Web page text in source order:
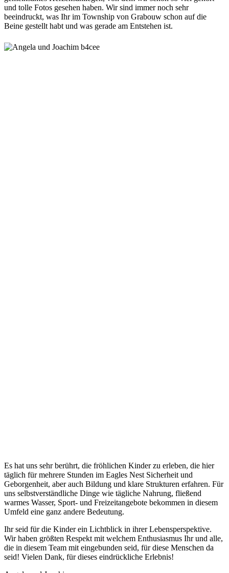
und tolle Fotos gesehen haben. Wir sind immer noch sehr
beeindruckt, was Ihr im Township von Grabouw schon auf die
Beine gestellt habt und was gerade am Entstehen ist.
Es hat uns sehr berührt, die fröhlichen Kinder zu erleben, die hier
täglich für mehrere Stunden im Eagles Nest Sicherheit und
Geborgenheit, aber auch Bildung und klare Strukturen erfahren. Für
uns selbstverständliche Dinge wie tägliche Nahrung, fließend
warmes Wasser, Sport- und Freizeitangebote bekommen in diesem
Umfeld eine ganz andere Bedeutung.
Ihr seid für die Kinder ein Lichtblick in ihrer Lebensperspektive.
Wir haben größten Respekt mit welchem Enthusiasmus Ihr und alle,
die in diesem Team mit eingebunden seid, für diese Menschen da
seid! Vielen Dank, für dieses eindrückliche Erlebnis!